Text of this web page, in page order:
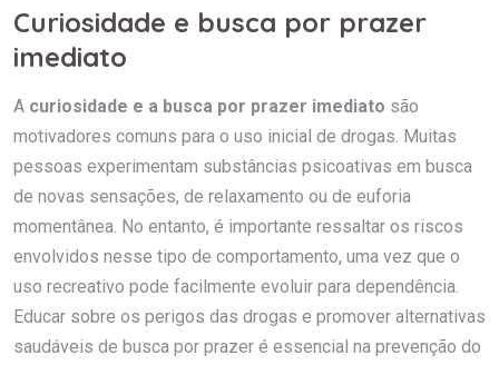
Curiosidade e busca por prazer
imediato
A curiosidade e a busca por prazer imediato são
motivadores comuns para o uso inicial de drogas. Muitas
pessoas experimentam substâncias psicoativas em busca
de novas sensações, de relaxamento ou de euforia
momentânea. No entanto, é importante ressaltar os riscos
envolvidos nesse tipo de comportamento, uma vez que o
uso recreativo pode facilmente evoluir para dependência.
Educar sobre os perigos das drogas e promover alternativas
saudáveis de busca por prazer é essencial na prevenção do